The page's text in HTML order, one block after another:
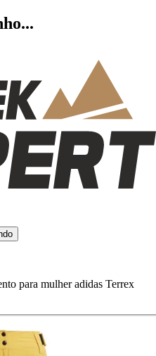
para mulher adidas Terrex